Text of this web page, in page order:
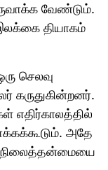
வேண்டும்.
தியாகம்
செலவு
கருதுகின்றனர்.
எதிர்காலத்தில்
அதே
நிலைத்தன்மையை